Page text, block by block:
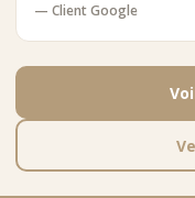
— Client Google